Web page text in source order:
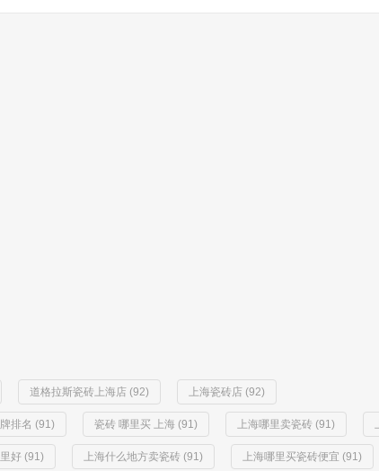
道格拉斯瓷砖上海店 (92) 上海瓷砖店 (92)
排名 (91) 瓷砖 哪里买 上海 (91) 上海哪里卖瓷砖 (91)
好 (91) 上海什么地方卖瓷砖 (91) 上海哪里买瓷砖便宜 (91)